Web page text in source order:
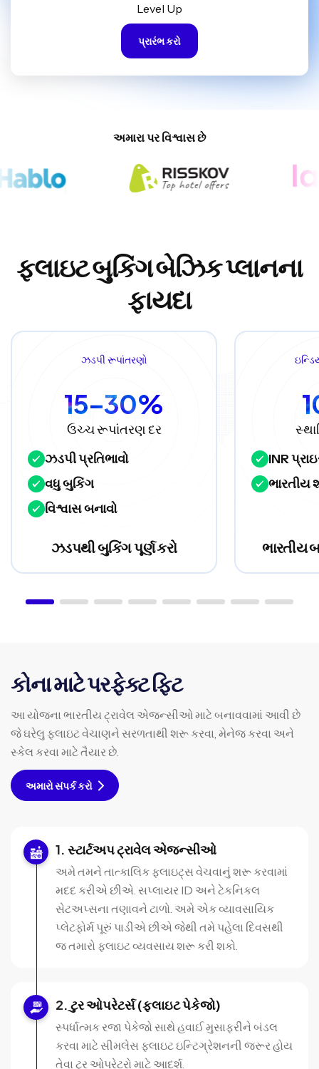
Level Up
પ્રારંભ કરો
અમારા પર વિશ્વાસ છે
ફ્લાઇટ બુકિંગ બેઝિક પ્લાનના
ફાયદા
ઝડપી રૂપાંતરણો
15–30%
ઉચ્ચ રૂપાંતરણ દર
ઝડપી પ્રતિભાવો
વધુ બુકિંગ
વિશ્વાસ બનાવો
ઝડપથી બુકિંગ પૂર્ણ કરો
INR
ભારતીય
ભારતીય
કોના માટે પરફેક્ટ ફિટ
આ યોજના ભારતીય ટ્રાવેલ એજન્સીઓ માટે બનાવવામાં આવી છે
જે ઘરેલુ ફ્લાઇટ વેચાણને સરળતાથી શરૂ કરવા, મેનેજ કરવા અને
સ્કેલ કરવા માટે તૈયાર છે.
અમારો સંપર્ક કરો
સ્ટાર્ટઅપ ટ્રાવેલ એજન્સીઓ
અમે તમને તાત્કાલિક ફ્લાઇટ્સ વેચવાનું શરૂ કરવામાં
મદદ કરીએ છીએ. સપ્લાયર ID અને ટેકનિકલ
સેટઅપ્સના તણાવને ટાળો. અમે એક વ્યાવસાયિક
પ્લેટફોર્મ પૂરું પાડીએ છીએ જેથી તમે પહેલા દિવસથી
જ તમારો ફ્લાઇટ વ્યવસાય શરૂ કરી શકો.
ટુર ઓપરેટર્સ (ફ્લાઇટ પેકેજો)
સ્પર્ધાત્મક રજા પેકેજો સાથે હવાઈ મુસાફરીને બંડલ
કરવા માટે સીમલેસ ફ્લાઇટ ઇન્ટિગ્રેશનની જરૂર હોય
તેવા ટૂર ઓપરેટરો માટે આદર્શ.